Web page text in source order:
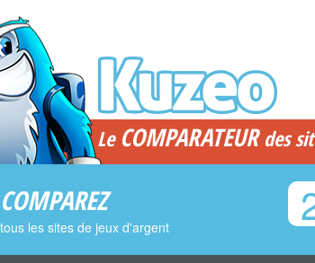
Le COMPARATEURdes
COMPAREZ
tous les sites de jeux d'argent